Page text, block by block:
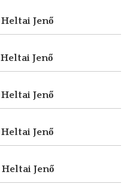
Heltai Jenő
Heltai Jenő
Heltai Jenő
Heltai Jenő
Heltai Jenő